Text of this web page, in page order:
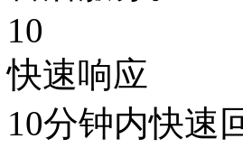
10
快速响应
10分钟内快速